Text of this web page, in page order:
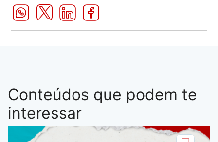
Conteúdos que podem te
interessar